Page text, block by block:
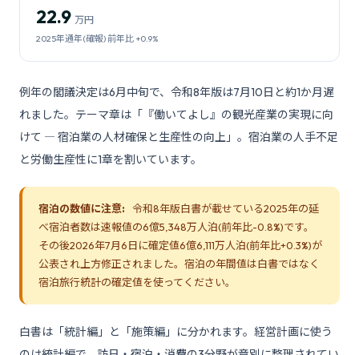
22.9 万円
2025年通年(確報) 前年比 +0.9%
例年の閣議決定は6月中旬で、令和8年版は7月10日と約1か月遅
れました。テーマ章は「『働いてよし』の観光産業の実現に向
けて ― 宿泊業の人材確保と生産性の向上」。宿泊業の人手不足
と労働生産性に1章を割いています。
宿泊の数値に注意:
令和8年版白書が載せている2025年の延
べ宿泊者数は速報値の6億5,348万人泊(前年比-0.8%)です。
その後2026年7月6日に確定値6億6,111万人泊(前年比+0.3%)が
公表され上方修正されました。宿泊の年間値は白書ではなく
宿泊旅行統計の確定値を使ってください。
白書は「統計編」と「施策編」に分かれます。経営計画に使う